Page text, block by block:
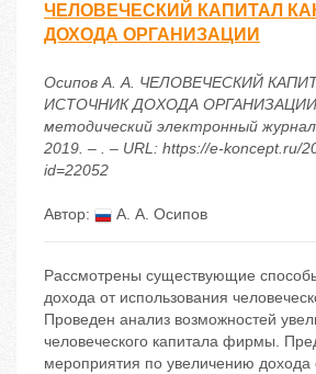
ЧЕЛОВЕЧЕСКИЙ КАПИТАЛ
ДОХОДА ОРГАНИЗАЦИИ
Осипов А. А. ЧЕЛОВЕЧЕСКИЙ
ИСТОЧНИК ДОХОДА ОРГАНИЗАЦИИ
методический электронный
2019. – . – URL: https://e-koncept.ru/
id=22052
Автор: А. А. Осипов
Рассмотрены существующие
дохода от использования
Проведен анализ возможностей
человеческого капитала фирмы.
мероприятия по увеличению дохода